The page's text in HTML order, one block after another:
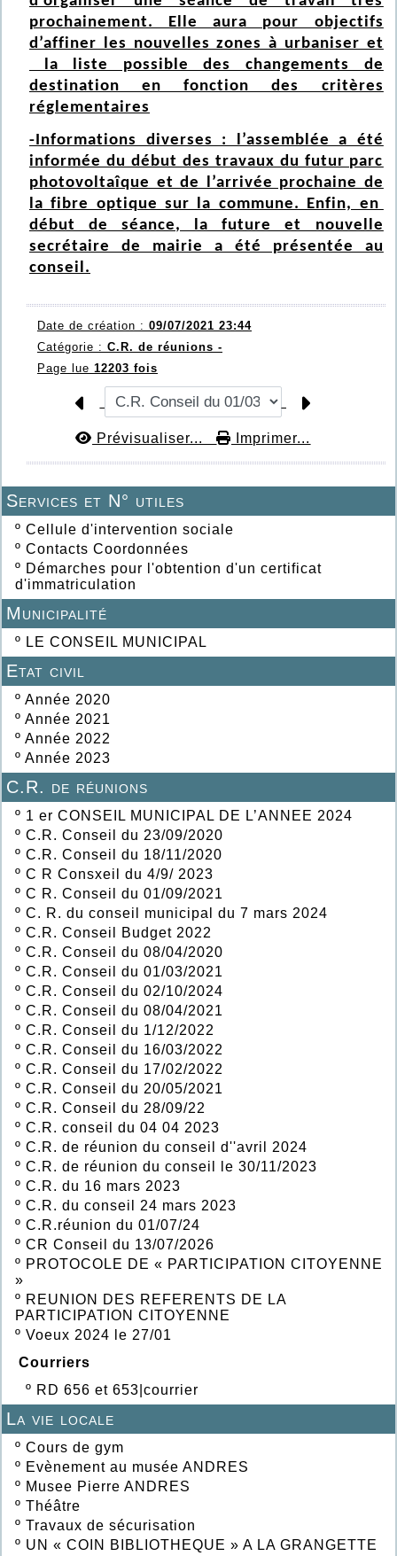
Services et N° utiles
º Cellule d'intervention sociale
º Contacts Coordonnées
º Démarches pour l'obtention d'un certificat
d'immatriculation
Municipalité
º LE CONSEIL MUNICIPAL
Etat civil
º Année 2020
º Année 2021
º Année 2022
º Année 2023
C.R. de réunions
º 1 er CONSEIL MUNICIPAL DE L’ANNEE 2024
º C.R. Conseil du 23/09/2020
º C.R. Conseil du 18/11/2020
º C R Consxeil du 4/9/ 2023
º C R. Conseil du 01/09/2021
º C. R. du conseil municipal du 7 mars 2024
º C.R. Conseil Budget 2022
º C.R. Conseil du 08/04/2020
º C.R. Conseil du 01/03/2021
º C.R. Conseil du 02/10/2024
º C.R. Conseil du 08/04/2021
º C.R. Conseil du 1/12/2022
º C.R. Conseil du 16/03/2022
º C.R. Conseil du 17/02/2022
º C.R. Conseil du 20/05/2021
º C.R. Conseil du 28/09/22
º C.R. conseil du 04 04 2023
º C.R. de réunion du conseil d''avril 2024
º C.R. de réunion du conseil le 30/11/2023
º C.R. du 16 mars 2023
º C.R. du conseil 24 mars 2023
º C.R.réunion du 01/07/24
º CR Conseil du 13/07/2026
º PROTOCOLE DE « PARTICIPATION CITOYENNE
»
º REUNION DES REFERENTS DE LA
PARTICIPATION CITOYENNE
º Voeux 2024 le 27/01
Courriers
º RD 656 et 653|courrier
La vie locale
º Cours de gym
º Evènement au musée ANDRES
º Musee Pierre ANDRES
º Théâtre
º Travaux de sécurisation
º UN « COIN BIBLIOTHEQUE » A LA GRANGETTE
prochainement. Elle aura pour objectifs
d’affiner les nouvelles zones à urbaniser et
la liste possible des changements de
destination en fonction des critères
réglementaires
-Informations diverses : l’assemblée a été
informée du début des travaux du futur parc
photovoltaîque et de l’arrivée prochaine de
la fibre optique sur la commune. Enfin, en
début de séance, la future et nouvelle
secrétaire de mairie a été présentée au
conseil.
Date de création : 09/07/2021 23:44
Catégorie : C.R. de réunions -
Page lue 12203 fois
Prévisualiser... Imprimer...